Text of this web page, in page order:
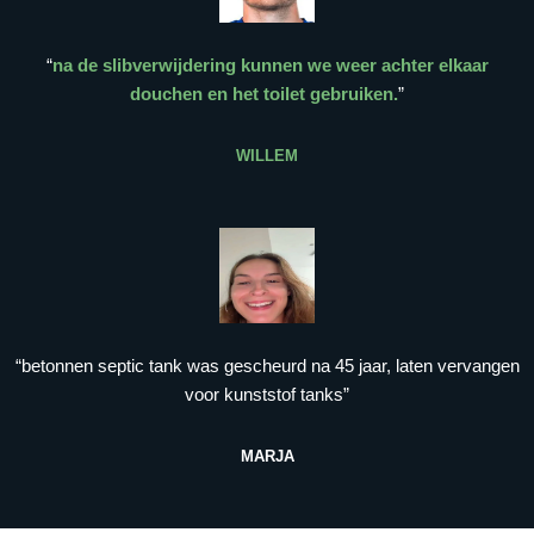
“na de slibverwijdering kunnen we weer achter elkaar
douchen en het toilet gebruiken.”
WILLEM
“betonnen septic tank was gescheurd na 45 jaar, laten vervangen
voor kunststof tanks”
MARJA